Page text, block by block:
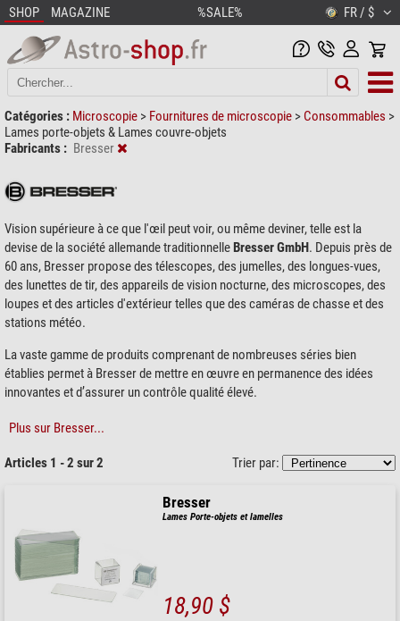
SHOP MAGAZINE %SALE% FR / $
Catégories : Microscopie > Fournitures de microscopie > Consommables >
Lames porte-objets & Lames couvre-objets
Fabricants : Bresser
Vision supérieure à ce que l'œil peut voir, ou même deviner, telle est la
devise de la société allemande traditionnelleBresser GmbH. Depuis près de
60 ans, Bresser propose des télescopes, des jumelles, des longues-vues,
des lunettes de tir, des appareils de vision nocturne, des microscopes, des
loupes et des articles d'extérieur telles que des caméras de chasse et des
stations météo.
La vaste gamme de produits comprenant de nombreuses séries bien
établies permet à Bresser de mettre en œuvre en permanence des idées
innovantes et d’assurer un contrôle qualité élevé.
Plus sur Bresser...
Articles 1 - 2 sur 2 Trier par:
Bresser
Lames Porte-objets et lamelles
18,90 $